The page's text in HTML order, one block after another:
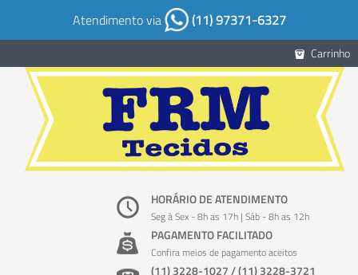
Carrinho
Atendimento via (11) 97371-6327
HORÁRIO DE ATENDIMENTO
Seg à Sex - 8h as 17h | Sáb - 8h as 12h
PAGAMENTO FACILITADO
Confira meios de pagamento aceitos
(11) 3228-1027 / (11) 3228-3721